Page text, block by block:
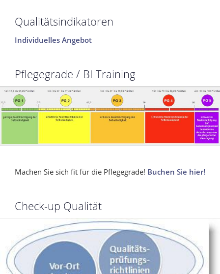
Qualitätsindikatoren
Individuelles Angebot
Pflegegrade / BI Training
Machen Sie sich fit für die Pflegegrade! Buchen Sie hier!
Check-up Qualität